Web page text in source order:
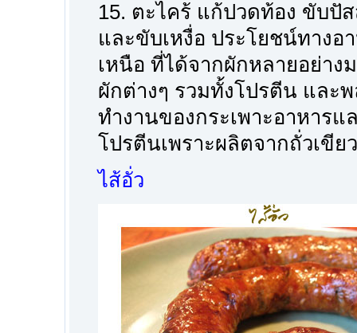
15. ตะไคร้ แก้ปวดท้อง ขับปั
และขับเหงื่อ ประโยชน์ทางอ
เหนือ ที่ได้จากผักหลายอย่า
ผักต่างๆ รวมทั้งโปรตีน และ
ทำงานของกระเพาะอาหาร
โปรตีนเพราะผลิตจากถั่วเขียว
ไส้อั่ว